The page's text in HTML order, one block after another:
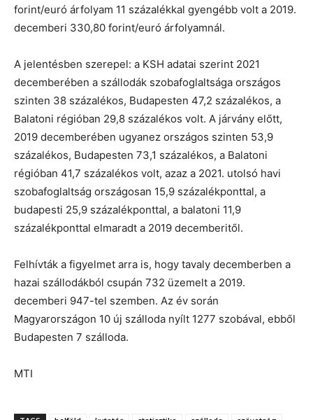
forint/euró árfolyam 11 százalékkal gyengébb volt a 2019.
decemberi 330,80 forint/euró árfolyamnál.
A jelentésben szerepel: a KSH adatai szerint 2021
decemberében a szállodák szobafoglaltsága országos
szinten 38 százalékos, Budapesten 47,2 százalékos, a
Balatoni régióban 29,8 százalékos volt. A járvány előtt,
2019 decemberében ugyanez országos szinten 53,9
százalékos, Budapesten 73,1 százalékos, a Balatoni
régióban 41,7 százalékos volt, azaz a 2021. utolsó havi
szobafoglaltság országosan 15,9 százalékponttal, a
budapesti 25,9 százalékponttal, a balatoni 11,9
százalékponttal elmaradt a 2019 decemberitől.
Felhívták a figyelmet arra is, hogy tavaly decemberben a
hazai szállodákból csupán 732 üzemelt a 2019.
decemberi 947-tel szemben. Az év során
Magyarországon 10 új szálloda nyílt 1277 szobával, ebből
Budapesten 7 szálloda.
MTI